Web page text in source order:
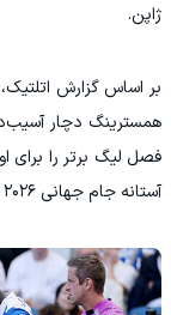
ژاپن.
بر اساس گزارش
همسترینگ دچار
فصل لیگ برتر را برای
آستانه جام جهانی ۲۰۲۶ به صدا درآورده است.